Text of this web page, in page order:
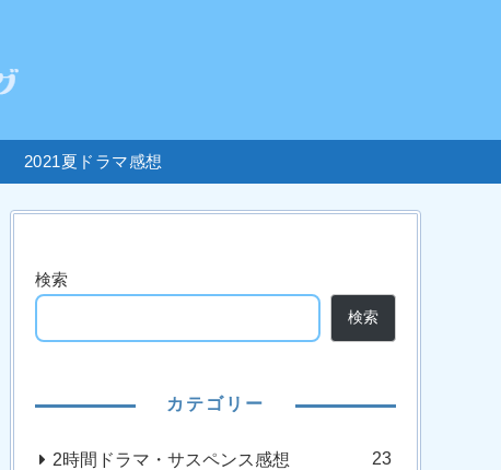
2021夏ドラマ感想
検索
検索
カテゴリー
2時間ドラマ・サスペンス感想 23